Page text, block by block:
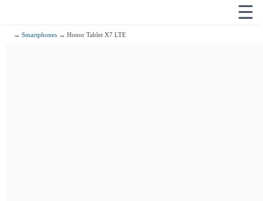
☰
→Smartphones → Honor Tablet X7 LTE